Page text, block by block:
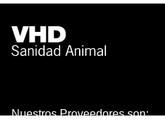
Nuestros Proveedores son: